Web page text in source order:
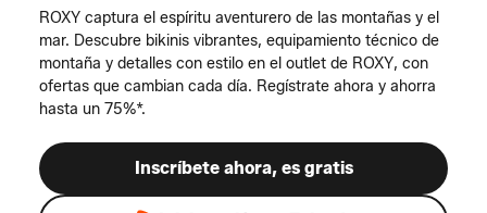
ROXY captura el espíritu aventurero de las montañas y el
mar. Descubre bikinis vibrantes, equipamiento técnico de
montaña y detalles con estilo en el outlet de ROXY, con
ofertas que cambian cada día. Regístrate ahora y ahorra
hasta un 75%*.
Inscríbete ahora, es gratis